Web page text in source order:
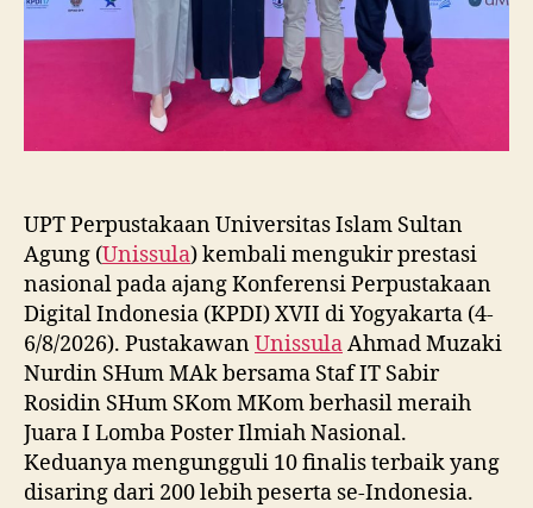
UPT Perpustakaan Universitas Islam Sultan
Agung (Unissula) kembali mengukir prestasi
nasional pada ajang Konferensi Perpustakaan
Digital Indonesia (KPDI) XVII di Yogyakarta (4-
6/8/2026). PustakawanUnissulaAhmad Muzaki
Nurdin SHum MAk bersama Staf IT Sabir
Rosidin SHum SKom MKom berhasil meraih
Juara I Lomba Poster Ilmiah Nasional.
Keduanya mengungguli 10 finalis terbaik yang
disaring dari 200 lebih peserta se-Indonesia.